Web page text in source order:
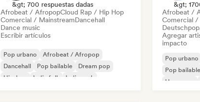
&gt; 700 respuestas dadas
Afrobeat / AfropopCloud Rap / Hip Hop
Comercial / MainstreamDancehall
Dance music
Escribir artículos
Pop urbano
Afrobeat / Afropop
Dancehall
Pop bailable
Dream pop
Hip-hop
Indie folk Indie rock
&gt;
Afrobeat /
Comercial /
Agregar
impacto
Pop urbano
Pop bailable
Hyperpop